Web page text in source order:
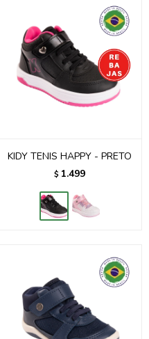
KIDY TENIS HAPPY - PRETO
$ 1.499